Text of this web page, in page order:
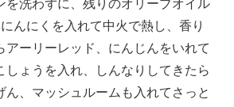
を洗わずに、残りのオリーブオイル
にんにくを入れて中火で熱し、香り
アーリーレッド、にんじんをいれて
しょうを入れ、しんなりしてきたら
ん、マッシュルームも入れてさっと